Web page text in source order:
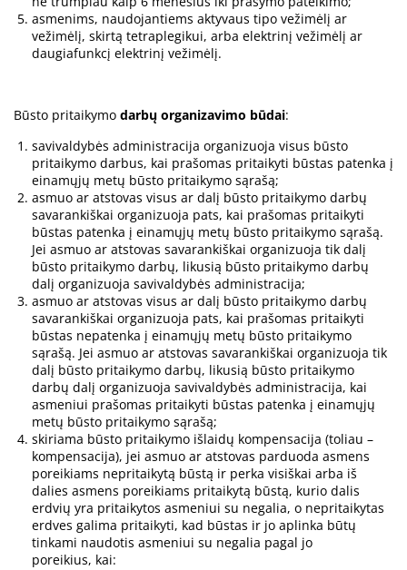
asmenims, naudojantiems aktyvaus tipo vežimėlį ar
vežimėlį, skirtą tetraplegikui, arba elektrinį vežimėlį ar
daugiafunkcį elektrinį vežimėlį.
Būsto pritaikymo darbų organizavimo būdai:
savivaldybės administracija organizuoja visus būsto
pritaikymo darbus, kai prašomas pritaikyti būstas patenka į
einamųjų metų būsto pritaikymo sąrašą;
asmuo ar atstovas visus ar dalį būsto pritaikymo darbų
savarankiškai organizuoja pats, kai prašomas pritaikyti
būstas patenka į einamųjų metų būsto pritaikymo sąrašą.
Jei asmuo ar atstovas savarankiškai organizuoja tik dalį
būsto pritaikymo darbų, likusią būsto pritaikymo darbų
dalį organizuoja savivaldybės administracija;
asmuo ar atstovas visus ar dalį būsto pritaikymo darbų
savarankiškai organizuoja pats, kai prašomas pritaikyti
būstas nepatenka į einamųjų metų būsto pritaikymo
sąrašą. Jei asmuo ar atstovas savarankiškai organizuoja tik
dalį būsto pritaikymo darbų, likusią būsto pritaikymo
darbų dalį organizuoja savivaldybės administracija, kai
asmeniui prašomas pritaikyti būstas patenka į einamųjų
metų būsto pritaikymo sąrašą;
skiriama būsto pritaikymo išlaidų kompensacija (toliau –
kompensacija), jei asmuo ar atstovas parduoda asmens
poreikiams nepritaikytą būstą ir perka visiškai arba iš
dalies asmens poreikiams pritaikytą būstą, kurio dalis
erdvių yra pritaikytos asmeniui su negalia, o nepritaikytas
erdves galima pritaikyti, kad būstas ir jo aplinka būtų
tinkami naudotis asmeniui su negalia pagal jo
poreikius, kai: